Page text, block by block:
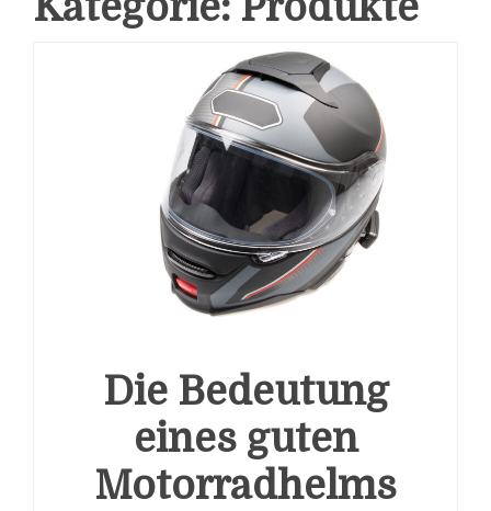
Die Bedeutung
eines guten
Motorradhelms